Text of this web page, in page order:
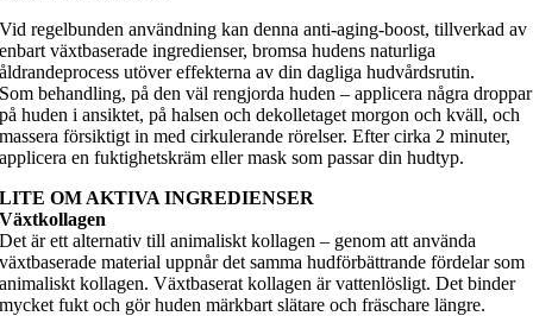
Vid regelbunden användning kan denna anti-aging-boost, tillverkad av
enbart växtbaserade ingredienser, bromsa hudens naturliga
åldrandeprocess utöver effekterna av din dagliga hudvårdsrutin.
Som behandling, på den väl rengjorda huden – applicera några droppar
på huden i ansiktet, på halsen och dekolletaget morgon och kväll, och
massera försiktigt in med cirkulerande rörelser. Efter cirka 2 minuter,
applicera en fuktighetskräm eller mask som passar din hudtyp.
LITE OM AKTIVA INGREDIENSER
Växtkollagen
Det är ett alternativ till animaliskt kollagen – genom att använda
växtbaserade material uppnår det samma hudförbättrande fördelar som
animaliskt kollagen. Växtbaserat kollagen är vattenlösligt. Det binder
mycket fukt och gör huden märkbart slätare och fräschare längre.